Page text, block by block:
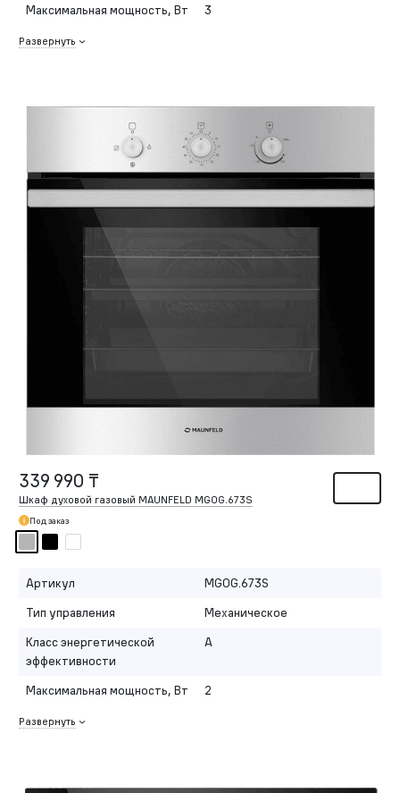
Максимальная мощность, Вт 3
Развернуть
339 990 ₸
Шкаф духовой газовый MAUNFELD MGOG.673S
Под заказ
Артикул
MGOG.673S
Тип управления
Механическое
Класс энергетической
эффективности
A
Максимальная мощность, Вт 2
Развернуть